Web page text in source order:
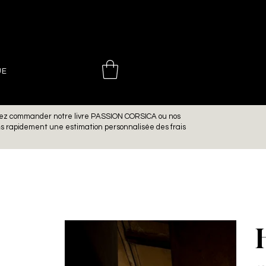
notre livre PASSION CORSICA ou nos
rapidement une estimation personnalisée des frais